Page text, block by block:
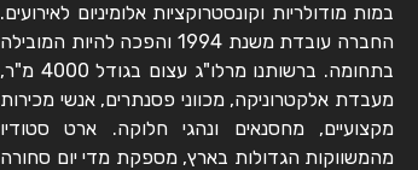
במות מודולריות וקונסטרוקציות אלומיניום לאירועים.
החברה עובדת משנת 1994 והפכה להיות המובילה
בתחומה. ברשותנו מרלו"ג עצום בגודל 4000 מ"ר,
מעבדת אלקטרוניקה, מכווני פסנתרים, אנשי מכירות
מקצועיים, מחסנאים ונהגי חלוקה. ארט סטודיו
מהמשווקות הגדולות בארץ, מספקת מדי יום סחורה